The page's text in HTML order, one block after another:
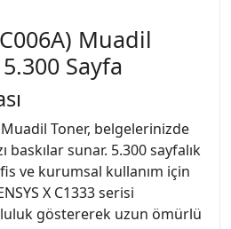
Muadil
Sayfa
Toner, belgelerinizde
baskılar sunar. 5.300 sayfalık
ve kurumsal kullanım için
X C1333 serisi
göstererek uzun ömürlü